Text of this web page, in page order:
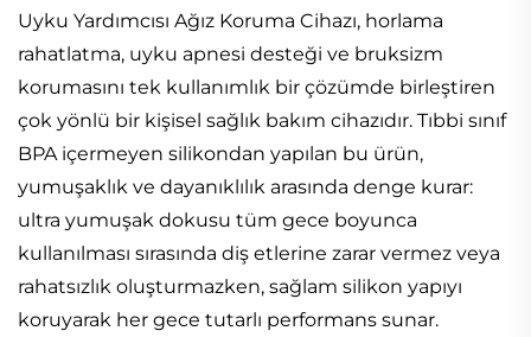
Uyku Yardımcısı Ağız Koruma Cihazı, horlama
rahatlatma, uyku apnesi desteği ve bruksizm
korumasını tek kullanımlık bir çözümde birleştiren
çok yönlü bir kişisel sağlık bakım cihazıdır. Tıbbi sınıf
BPA içermeyen silikondan yapılan bu ürün,
yumuşaklık ve dayanıklılık arasında denge kurar:
ultra yumuşak dokusu tüm gece boyunca
kullanılması sırasında diş etlerine zarar vermez veya
rahatsızlık oluşturmazken, sağlam silikon yapıyı
koruyarak her gece tutarlı performans sunar.